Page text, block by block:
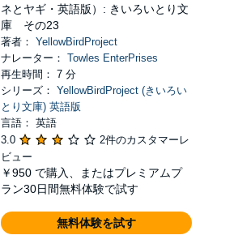
ネとヤギ・英語版）: きいろいとり文
庫 その23
著者： YellowBirdProject
ナレーター： Towles EnterPrises
再生時間： 7 分
シリーズ： YellowBirdProject (きいろい
とり文庫) 英語版
言語： 英語
3.0
2件のカスタマーレ
ビュー
￥950 で購入、またはプレミアムプ
ラン30日間無料体験で試す
無料体験を試す